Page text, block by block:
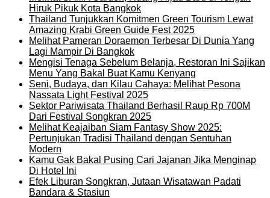
Hiruk Pikuk Kota Bangkok
Thailand Tunjukkan Komitmen Green Tourism Lewat
Amazing Krabi Green Guide Fest 2025
Melihat Pameran Doraemon Terbesar Di Dunia Yang
Lagi Mampir Di Bangkok
Mengisi Tenaga Sebelum Belanja, Restoran Ini Sajikan
Menu Yang Bakal Buat Kamu Kenyang
Seni, Budaya, dan Kilau Cahaya: Melihat Pesona
Nassata Light Festival 2025
Sektor Pariwisata Thailand Berhasil Raup Rp 700M
Dari Festival Songkran 2025
Melihat Keajaiban Siam Fantasy Show 2025:
Pertunjukan Tradisi Thailand dengan Sentuhan
Modern
Kamu Gak Bakal Pusing Cari Jajanan Jika Menginap
Di Hotel Ini
Efek Liburan Songkran, Jutaan Wisatawan Padati
Bandara & Stasiun